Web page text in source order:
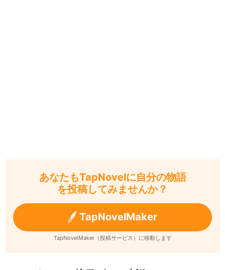
あなたもTapNovelに自分の物語
を投稿してみませんか？
TapNovelMaker
TapNovelMaker（投稿サービス）に移動します